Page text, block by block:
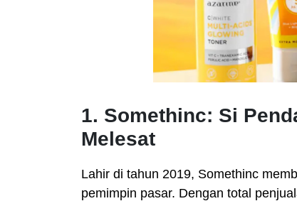
1. Somethinc: Si
Melesat
Lahir di tahun 2019, Somethinc
pemimpin pasar. Dengan total